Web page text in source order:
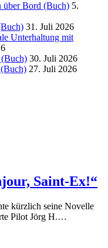
über Bord (Buch) 5.
31. Juli 2026
Unterhaltung mit
(Buch) 30. Juli 2026
27. Juli 2026
Saint-Ex!“
kürzlich seine Novelle
Pilot Jörg H.…